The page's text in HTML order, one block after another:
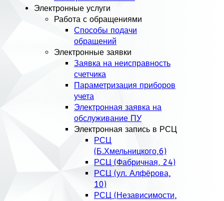
Электронные услуги
Работа с обращениями
Способы подачи
обращений
Электронные заявки
Заявка на неисправность
счетчика
Параметризация приборов
учета
Электронная заявка на
обслуживание ПУ
Электронная запись в РСЦ
РСЦ
(Б.Хмельницкого,6)
РСЦ (Фабричная, 24)
РСЦ (ул. Алфёрова,
10)
РСЦ (Независимости,